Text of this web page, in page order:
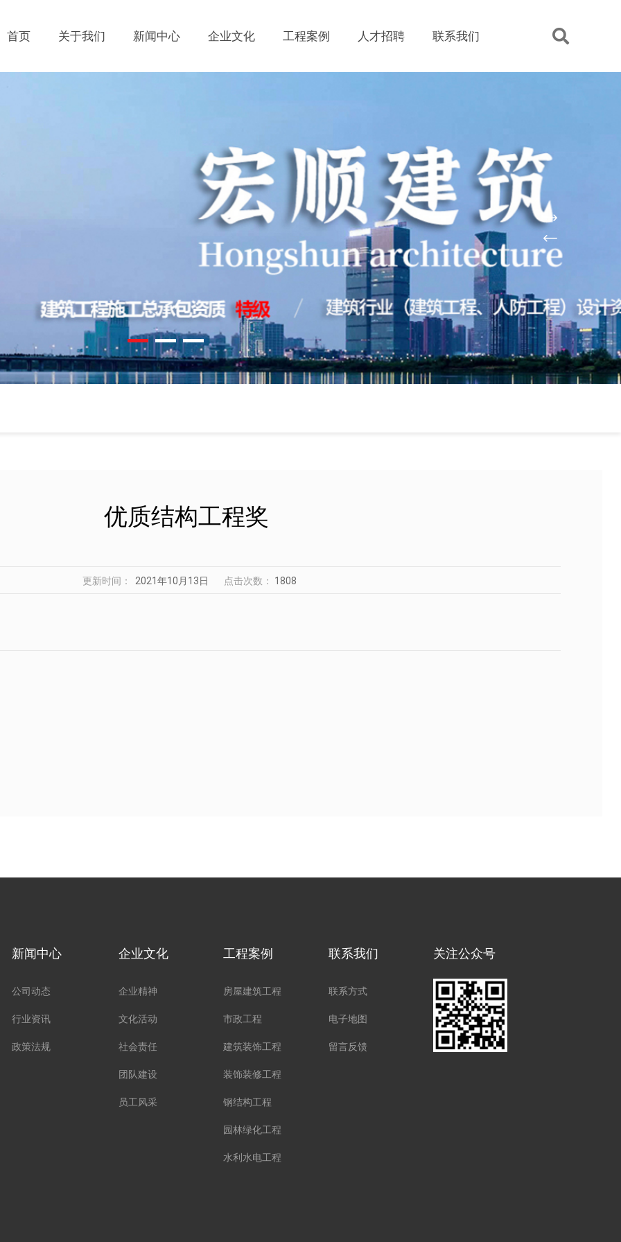
首页 关于我们 新闻中心 企业文化 工程案例 人才招聘 联系我们
优质结构工程奖
更新时间： 2021年10月13日 点击次数： 1808
新闻中心
公司动态
行业资讯
政策法规
企业文化
企业精神
文化活动
社会责任
团队建设
员工风采
工程案例
房屋建筑工程
市政工程
建筑装饰工程
装饰装修工程
钢结构工程
园林绿化工程
水利水电工程
联系我们
联系方式
电子地图
留言反馈
关注公众号